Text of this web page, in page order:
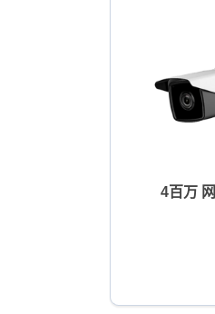
4百万